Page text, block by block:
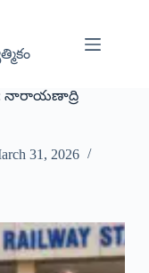
నారాయణాద్రి
31, 2026